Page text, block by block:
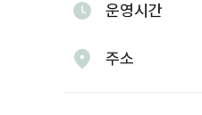
운영시간
주소